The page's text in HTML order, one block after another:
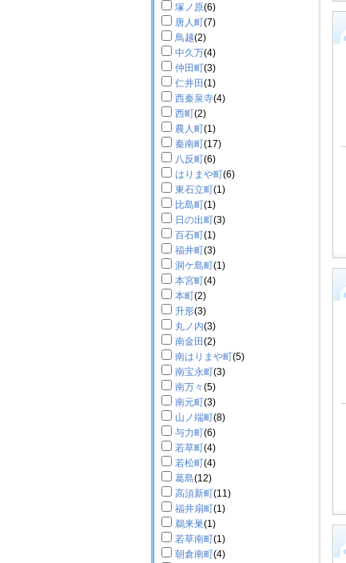
塚ノ原(6)
唐人町(7)
鳥越(2)
中久万(4)
仲田町(3)
仁井田(1)
西秦泉寺(4)
西町(2)
農人町(1)
秦南町(17)
八反町(6)
はりまや町(6)
東石立町(1)
比島町(1)
日の出町(3)
百石町(1)
福井町(3)
洞ケ島町(1)
本宮町(4)
本町(2)
升形(3)
丸ノ内(3)
南金田(2)
南はりまや町(5)
南宝永町(3)
南万々(5)
南元町(3)
山ノ端町(8)
与力町(6)
若草町(4)
若松町(4)
葛島(12)
高須新町(11)
福井扇町(1)
鵜来巣(1)
若草南町(1)
朝倉南町(4)